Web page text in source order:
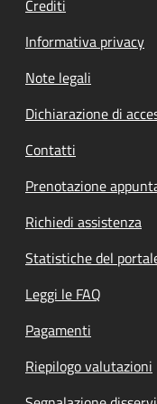
Crediti
Informativa privacy
Note legali
Dichiarazione di
Contatti
Prenotazione
Richiedi assistenza
Statistiche del
Leggi le FAQ
Pagamenti
Riepilogo valutazioni